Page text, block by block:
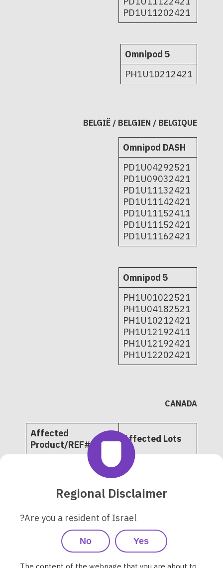
PD1U11202421
Omnipod 5
PH1U10212421
BELGIË / BELGIEN / BELGIQUE
Omnipod DASH
PD1U04292521
PD1U09032421
PD1U11132421
PD1U11142421
PD1U11152411
PD1U11152421
PD1U11162421
Omnipod 5
PH1U01022521
PH1U04182521
PH1U10212421
PH1U12192411
PH1U12192421
PH1U12202421
CANADA
Affected
Product/REF#
Affected Lots
Automated Insulin
Delivery System -
Pods 10-pack and
POD-OMNI-I1-
POD-OMNI-I1-6720
PD1U02282525
Regional Disclaimer
Are you a resident of Israel?
Yes
No
The content of the webpage that you are about to